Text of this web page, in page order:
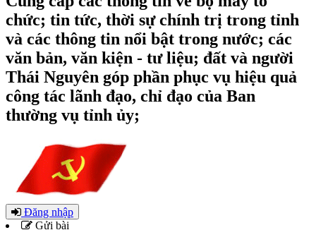
chức; tin tức, thời sự chính trị trong tỉnh
và các thông tin nổi bật trong nước; các
văn bản, văn kiện - tư liệu; đất và người
Thái Nguyên góp phần phục vụ hiệu quả
công tác lãnh đạo, chỉ đạo của Ban
thường vụ tỉnh ủy;
Đăng nhập
Gửi bài